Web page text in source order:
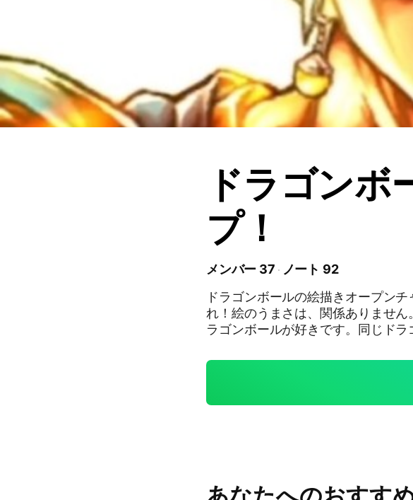
ドラゴンボ
プ！
メンバー 37
ノート 92
ドラゴンボールの絵描きオープン
れ！絵のうまさは、関係ありませ
ラゴンボールが好きです。同じド
ベジータ #イラスト #お絵描き